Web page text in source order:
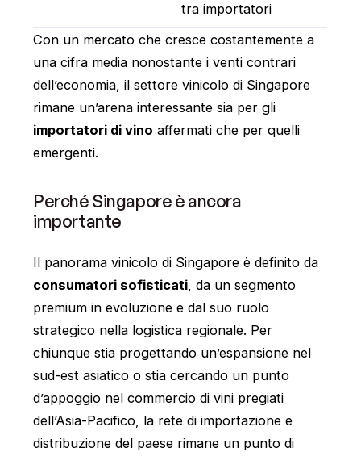
tra importatori
Con un mercato che cresce costantemente a
una cifra media nonostante i venti contrari
dell’economia, il settore vinicolo di Singapore
rimane un’arena interessante sia per gli
importatori di vino affermati che per quelli
emergenti.
Perché Singapore è ancora
importante
Il panorama vinicolo di Singapore è definito da
consumatori sofisticati , da un segmento
premium in evoluzione e dal suo ruolo
strategico nella logistica regionale. Per
chiunque stia progettando un’espansione nel
sud-est asiatico o stia cercando un punto
d’appoggio nel commercio di vini pregiati
dell’Asia-Pacifico, la rete di importazione e
distribuzione del paese rimane un punto di